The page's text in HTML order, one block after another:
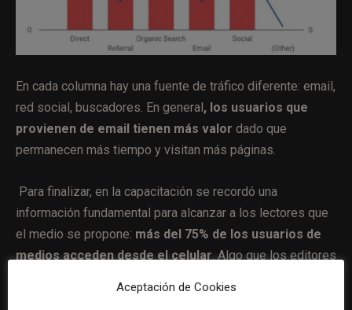
En cada columna hay una fuente de tráfico diferente: email,
red social, buscadores. En general, los usuarios que
provienen de email tienen más valor dado que
permanecen más tiempo y visitan más páginas.
Para finalizar, en la capacitación se recordó una
información fundamental para alcanzar a los lectores que
el medio se propone: más del 75% de los usuarios de
medios acceden desde el celular. Algo que los editores
contenidos dado que ese usuario suele tener menos
Aceptación de Cookies